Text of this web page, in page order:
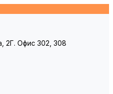
2Г. Офис 302, 308